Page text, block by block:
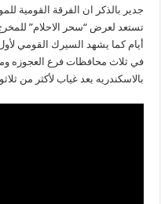
جدير بالذكر ان الفرقة القومية
تستعد لعرض “سحر الاحلام”
أيام كما يشهد السيرك القومي
في ثلاث محافظات فرع العجوزه
بالاسكندريه بعد غياب لأكثر من